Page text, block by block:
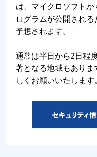
は、マイクロソフト
ログラムが公開され
予想されます。
通常は半日から2日程
著となる地域もありま
しくお願いいたします。